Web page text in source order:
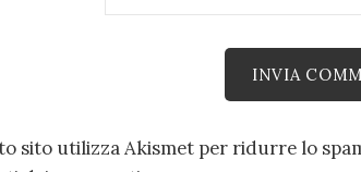
sito utilizza Akismet per ridurre lo